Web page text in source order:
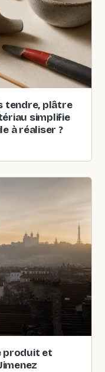
tendre, plâtre
simplifie
à réaliser ?
produit et